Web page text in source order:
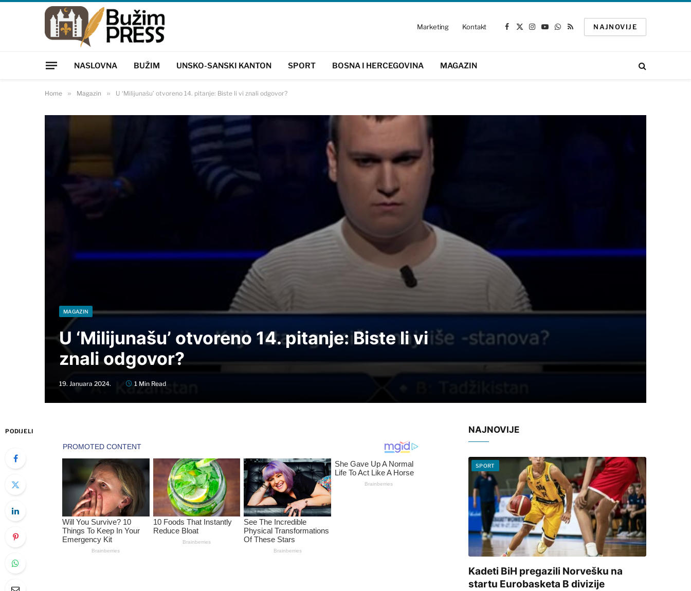
Marketing Kontakt
Facebook
X
Instagram
YouTube
WhatsApp
RSS
NAJNOVIJE
NASLOVNA BUŽIM UNSKO-SANSKI KANTON SPORT BOSNA I HERCEGOVINA MAGAZIN
Home » Magazin » U ‘Milijunašu’ otvoreno 14. pitanje: Biste li vi znali odgovor?
MAGAZIN
U ‘Milijunašu’ otvoreno 14. pitanje: Biste li vi
znali odgovor?
19. Januara 2024. 1 Min Read
PODIJELI NAJNOVIJE
SPORT
Kadeti BiH pregazili Norvešku na
startu Eurobasketa B divizije